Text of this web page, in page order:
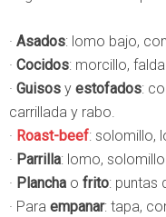
· Asados: lomo bajo,
· Cocidos: morcillo,
· Guisos y estofados:
carrillada y rabo.
· Roast-beef: solomillo,
· Parrilla: lomo,
· Plancha o frito: puntas
· Para empanar: tapa,